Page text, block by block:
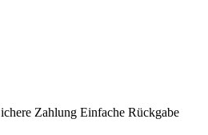
Zahlung Einfache Rückgabe